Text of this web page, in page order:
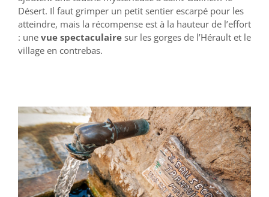
Désert. Il faut grimper un petit sentier escarpé pour les
atteindre, mais la récompense est à la hauteur de l’effort
: une vue spectaculaire sur les gorges de l’Hérault et le
village en contrebas.